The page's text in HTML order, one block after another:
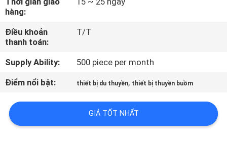
QUAN
NHÀ
MÁY
KIỂM
SOÁT
CHẤT
LƯỢNG
hàng:
Điều khoản
thanh toán:
T/T
Supply Ability:
500 piece per month
Điểm nổi bật:
thiết bị du thuyền, thiết bị thuyền buồm
GIÁ TỐT NHẤT